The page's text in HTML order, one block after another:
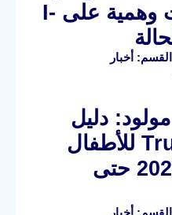
الشمل: موافقات وهمية على I-
القسم: أخبار
مولود: دليل
Trump Accounts للأطفال
في أمريكا من 2025 حتى
القسم: أخبار